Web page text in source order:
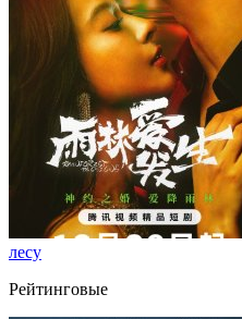
лесу
Рейтинговые